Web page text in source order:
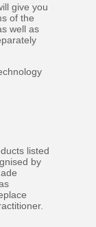
give you
of the
well as
listed
by